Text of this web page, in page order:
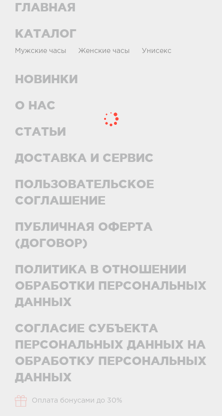
ГЛАВНАЯ
КАТАЛОГ
Мужские часы Женские часы Унисекс
НОВИНКИ
О НАС
СТАТЬИ
ДОСТАВКА И СЕРВИС
ПОЛЬЗОВАТЕЛЬСКОЕ
СОГЛАШЕНИЕ
ПУБЛИЧНАЯ ОФЕРТА
(ДОГОВОР)
ПОЛИТИКА В ОТНОШЕНИИ
ОБРАБОТКИ ПЕРСОНАЛЬНЫХ
ДАННЫХ
СОГЛАСИЕ СУБЪЕКТА
ПЕРСОНАЛЬНЫХ ДАННЫХ НА
ОБРАБОТКУ ПЕРСОНАЛЬНЫХ
ДАННЫХ
Оплата бонусами до 30%